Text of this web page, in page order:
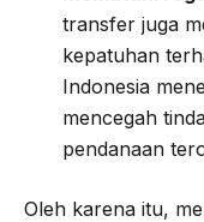
transfer juga
kepatuhan
Indonesia
mencegah
pendanaan
Oleh karena itu,